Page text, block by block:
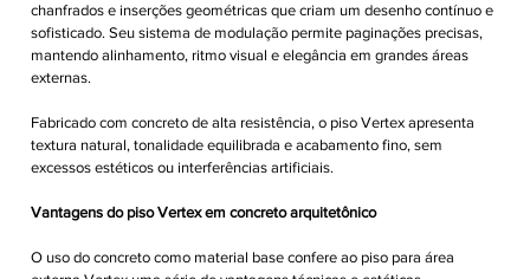
chanfrados e inserções geométricas que criam um desenho contínuo e
sofisticado. Seu sistema de modulação permite paginações precisas,
mantendo alinhamento, ritmo visual e elegância em grandes áreas
externas.
Fabricado com concreto de alta resistência, o piso Vertex apresenta
textura natural, tonalidade equilibrada e acabamento fino, sem
excessos estéticos ou interferências artificiais.
Vantagens do piso Vertex em concreto arquitetônico
O uso do concreto como material base confere ao piso para área